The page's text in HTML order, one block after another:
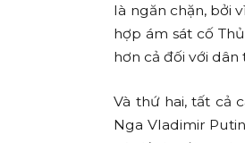
là ngăn chặn, bởi
hợp ám sát cố
hơn cả đối với
Và thứ hai, tất cả
Nga Vladimir